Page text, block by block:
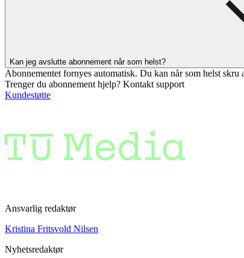
Kan jeg avslutte abonnement når som helst?
Abonnementet fornyes automatisk. Du kan når som helst
Trenger du abonnement hjelp? Kontakt support
Kundestøtte
Ansvarlig redaktør
Kristina Fritsvold Nilsen
Nyhetsredaktør